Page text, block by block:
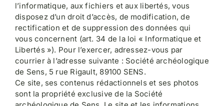
l’informatique, aux fichiers et aux libertés, vous
disposez d’un droit d’accès, de modification, de
rectification et de suppression des données qui
vous concernent (art. 34 de la loi « Informatique et
Libertés »). Pour l’exercer, adressez-vous par
courrier à l’adresse suivante : Société archéologique
de Sens, 5 rue Rigault, 89100 SENS.
Ce site, ses contenus rédactionnels et ses photos
sont la propriété exclusive de la Société